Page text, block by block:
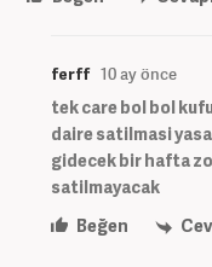
ferff 10 ay önce
tek care bol bol
daire satilmasi
gidecek bir hafta
satilmayacak
Beğen